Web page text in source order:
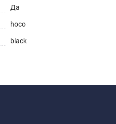
Да
hoco
black